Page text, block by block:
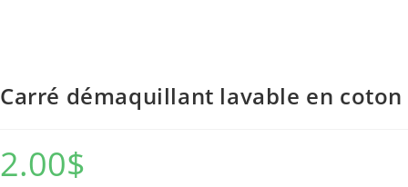
Carré démaquillant lavable en coton
2.00$